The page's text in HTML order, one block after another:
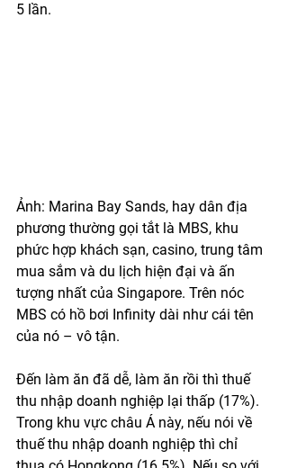
5 lần.
Ảnh: Marina Bay Sands, hay dân địa
phương thường gọi tắt là MBS, khu
phức hợp khách sạn, casino, trung tâm
mua sắm và du lịch hiện đại và ấn
tượng nhất của Singapore. Trên nóc
MBS có hồ bơi Infinity dài như cái tên
của nó – vô tận.
Đến làm ăn đã dễ, làm ăn rồi thì thuế
thu nhập doanh nghiệp lại thấp (17%).
Trong khu vực châu Á này, nếu nói về
thuế thu nhập doanh nghiệp thì chỉ